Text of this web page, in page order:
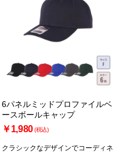
6パネルミッドプロファイルベ
ースボールキャップ
￥1,980(税込)
クラシックなデザインでコーディネ